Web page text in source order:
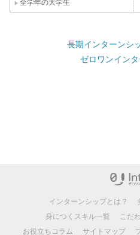
全学年の大学生
長期インターンシ
ゼロワンイン
インターンシップとは？
身につくスキル一覧
こだ
お役立ちコラム
サイトマップ